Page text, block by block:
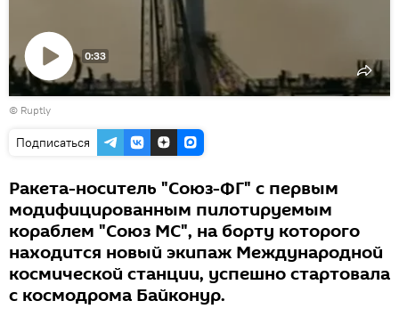
Воспроизвести
видео
0:33
© Ruptly
Подписаться
Ракета-носитель "Союз-ФГ" с первым
модифицированным пилотируемым
кораблем "Союз МС", на борту которого
находится новый экипаж Международной
космической станции, успешно стартовала
с космодрома Байконур.